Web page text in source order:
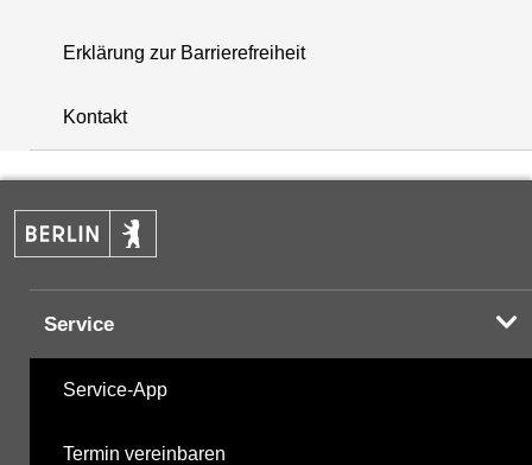
+
−
Erklärung zur Barrierefreiheit
Kontakt
Service
Service-App
Termin vereinbaren